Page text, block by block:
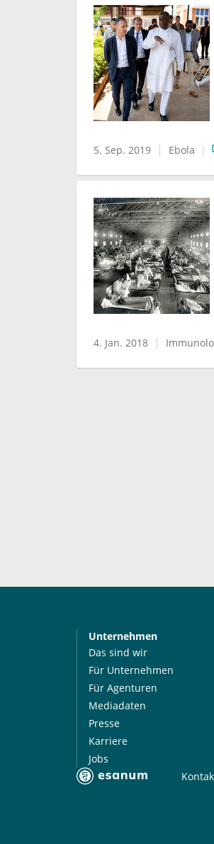
5. Sep. 2019 Ebola
4. Jan. 2018
Unternehmen
Das sind wir
Für Unternehmen
Für Agenturen
Mediadaten
Presse
Karriere
Jobs